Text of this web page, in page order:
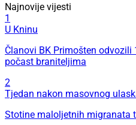
Najnovije vijesti
1
U Kninu
Članovi BK Primošten
počast braniteljima
2
Tjedan nakon masovnog
Stotine maloljetnih migranata